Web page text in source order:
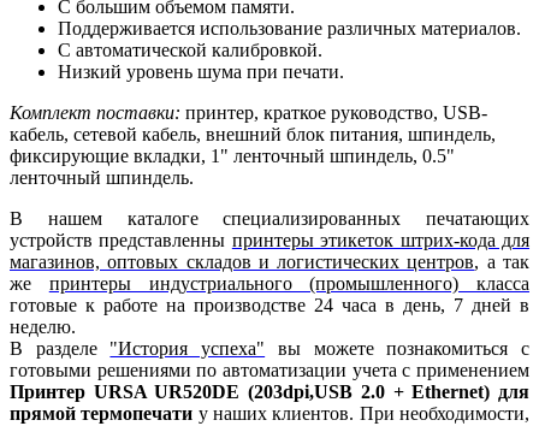
С большим объемом памяти.
Поддерживается использование различных материалов.
С автоматической калибровкой.
Низкий уровень шума при печати.
Комплект поставки: принтер, краткое руководство, USB-
кабель, сетевой кабель, внешний блок питания, шпиндель,
фиксирующие вкладки, 1" ленточный шпиндель, 0.5"
ленточный шпиндель.
В нашем каталоге специализированных печатающих
устройств представленны принтеры этикеток штрих-кода для
магазинов, оптовых складов и логистических центров, а так
же принтеры индустриального (промышленного) класса
готовые к работе на производстве 24 часа в день, 7 дней в
неделю.
В разделе "История успеха" вы можете познакомиться с
готовыми решениями по автоматизации учета с применением
Принтер URSA UR520DE (203dpi,USB 2.0 + Ethernet) для
прямой термопечати у наших клиентов. При необходимости,